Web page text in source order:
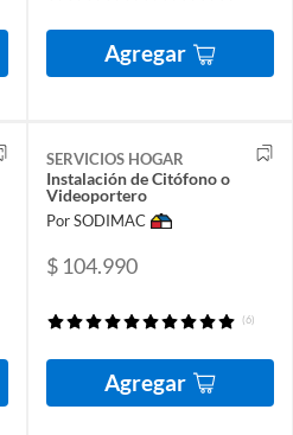
Agregar
SERVICIOS HOGAR
Instalación de Citófono o
Videoportero
Por SODIMAC
$ 104.990
(6)
Agregar